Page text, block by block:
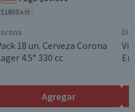
$1850 x lt
18 un. Cerveza Corona
4.5° 330 cc
Agregar